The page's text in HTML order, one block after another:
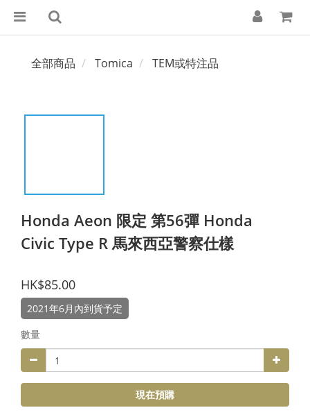
全部商品 Tomica TEM或特注品
Honda Aeon 限定 第56彈 Honda
Civic Type R 馬來西亞警察仕樣
HK$85.00
2021年6月內到貨予定
數量
現在預購